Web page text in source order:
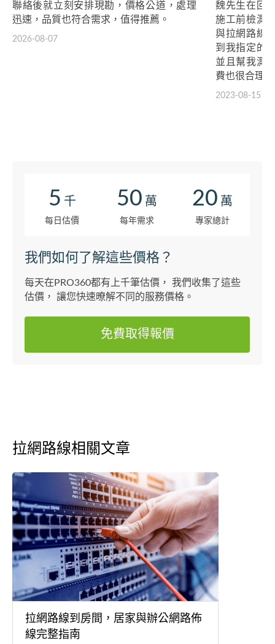
聯絡後就立刻安排現勘，價格公道，處理
迅速，品質也符合需求，值得推薦。
2026-08-07
魏先生在回
施工前檢測
與拉網路線
到我指定的
並且幫我測
費也很合理
2023-08-15
5 千
每日估價
50 萬
每年需求
20 萬
專家總計
我們如何了解這些價格？
每天在PRO360都有上千筆估價， 我們收集了這些
估價， 讓您快速暸解不同的服務價格。
免費取得報價
拉網路線相關文章
拉網路線到房間，居家與辦公網路佈
線完整指南